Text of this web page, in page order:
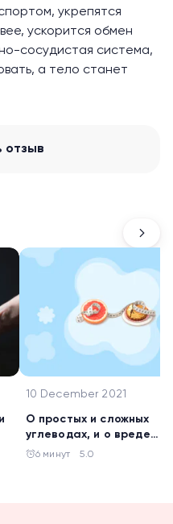
укрепятся
ускорится обмен
сосудистая система,
а тело станет
отзыв
10 December 2021
О простых и сложных
углеводах, и о вреде
низкоуглеводных диет
6 минут 5.0